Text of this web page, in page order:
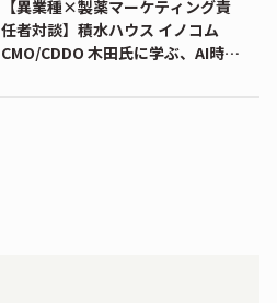
【異業種×製薬マーケティング責
任者対談】積水ハウス イノコム
CMO/CDDO 木田氏に学ぶ、AI時代